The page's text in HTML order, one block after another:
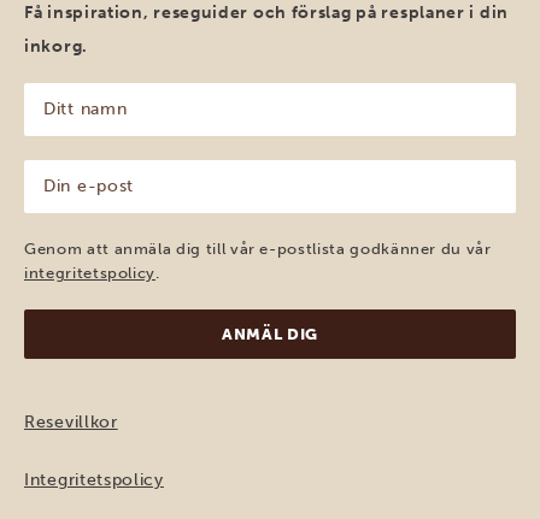
Få inspiration, reseguider och förslag på resplaner i din
inkorg.
namn
(Obligatoriskt)
post
(Obligatoriskt)
Genom att anmäla dig till vår e-postlista godkänner du vår
integritetspolicy
Resevillkor
Integritetspolicy